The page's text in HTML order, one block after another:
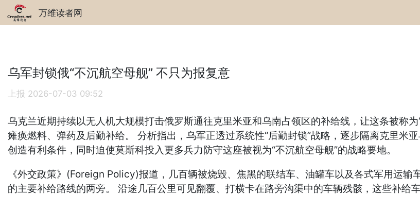
万维读者网
乌军封锁俄“不沉航空母舰” 不只为报复意
上报 2026-07-03 09:52
乌克兰近期持续以无人机大规模打击俄罗斯通往克里米亚和乌南占领区的补给线，让这条被称
瘫痪燃料、弹药及后勤补给。 分析指出，乌军正透过系统性“后勤封锁”战略，逐步隔离克里米
创造有利条件，同时迫使莫斯科投入更多兵力防守这座被视为“不沉航空母舰”的战略要地。
《外交政策》(Foreign Policy)报道，几百辆被烧毁、焦黑的联结车、油罐车以及各式军用运
的主要补给路线的两旁。 沿途几百公里可见翻覆、打横卡在路旁沟渠中的车辆残骸，这些补给